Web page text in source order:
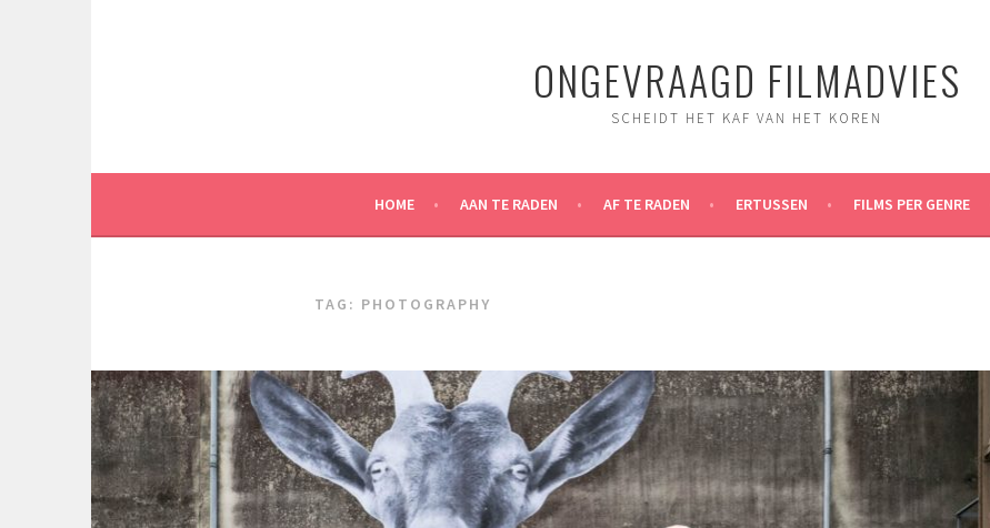
ONGEVRAAGD FILMADVIES
SCHEIDT HET KAF VAN HET KOREN
HOME AAN TE RADEN AF TE RADEN ERTUSSEN FILMS PER GENRE
TAG: PHOTOGRAPHY